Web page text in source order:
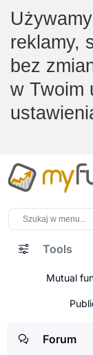
reklamy,
bez
w Twoim
Tools
Mutual
Forum